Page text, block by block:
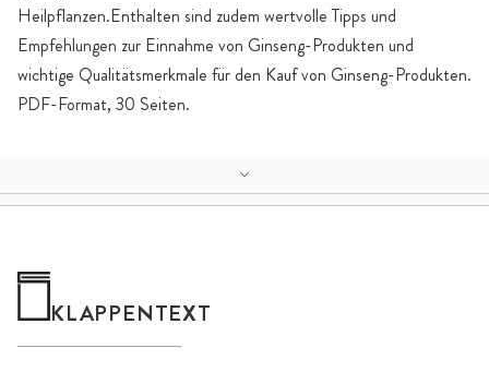
Heilpflanzen.Enthalten sind zudem wertvolle Tipps und
Empfehlungen zur Einnahme von Ginseng-Produkten und
wichtige Qualitätsmerkmale für den Kauf von Ginseng-Produkten.
PDF-Format, 30 Seiten.
KLAPPENTEXT